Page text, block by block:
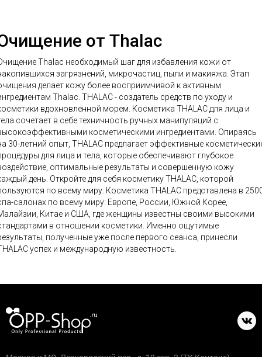
от Thalac
Thalac необходимый шаг для избавления кожи от
загрязнений, микрочастиц, пыли и макияжа. Этап
делает кожу более восприимчивой к активным
Thalac. THALAC - создатель средств по уходу и
вдохновленной морем. Косметика THALAC для лица и
сочетает в себе техничность ручных манипуляций с
косметическими ингредиентами. Опираясь
30-летний опыт, THALAC предлагает эффективные
для лица и тела, которые обеспечивают глубокое
оптимальные результаты и совершенную кожу
день. Откройте для себя косметику THALAC, которой
по всему миру. Косметика THALAC представлена в 2500
салонах по всему миру: Европе, России, Южной Корее,
Китае и США, где женщины известны своими высокими
в отношении косметики. Именно ощутимые
полученные уже после первого сеанса, принесли
успех и международную известность.